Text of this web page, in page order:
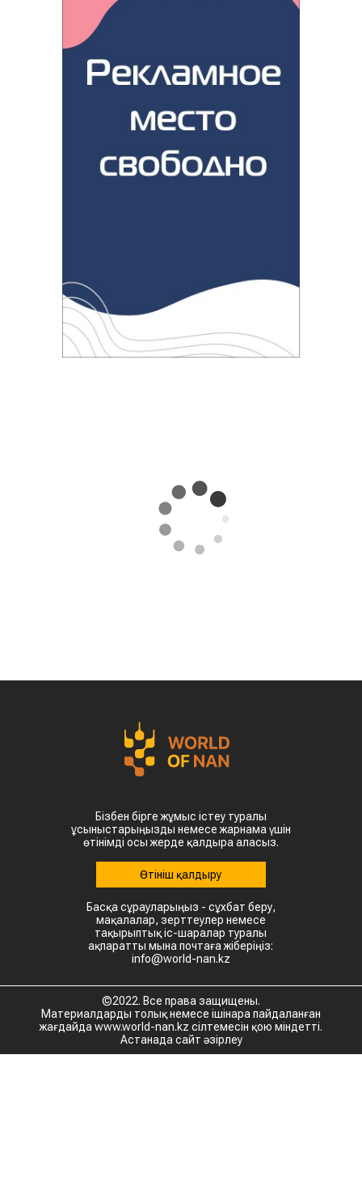
Бізбен бірге жұмыс істеу туралы
ұсыныстарыңызды немесе жарнама үшін
өтінімді осы жерде қалдыра аласыз.
Өтініш қалдыру
Басқа сұрауларыңыз - сұхбат беру,
мақалалар, зерттеулер немесе
тақырыптық іс-шаралар туралы
ақпаратты мына почтаға жіберіңіз:
info@world-nan.kz
©2022. Все права защищены.
Материалдарды толық немесе ішінара пайдаланған
жағдайда www.world-nan.kz сілтемесін қою міндетті.
Астанада сайт әзірлеу